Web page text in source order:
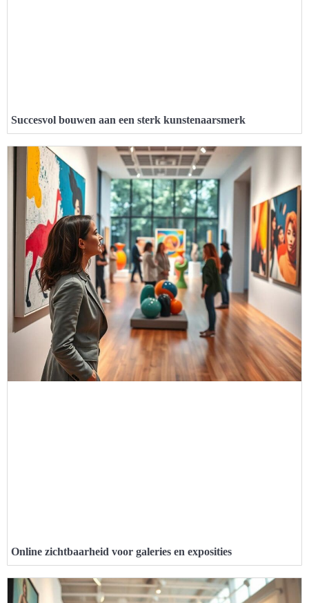
Succesvol bouwen aan een sterk kunstenaarsmerk
Online zichtbaarheid voor galeries en exposities